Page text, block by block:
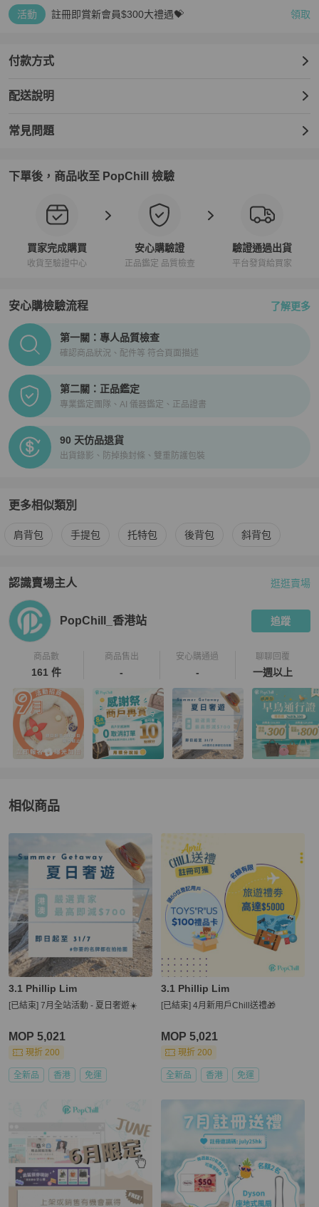
活動 註冊即賞新會員$300大禮遇💝 領取
付款方式
配送說明
常見問題
下單後，商品收至 PopChill 檢驗
買家完成購買
收貨至驗證中心
安心購驗證
正品鑑定 品質檢查
驗證通過出貨
平台發貨給買家
安心購檢驗流程 了解更多
PopChill拍拍圈正品驗證、安心購檢驗流程介紹
第一關：專人品質檢查
確認商品狀況、配件等 符合頁面描述
第二關：正品鑑定
專業鑑定團隊、AI 儀器鑑定、正品證書
90 天仿品退貨
出貨錄影、防掉換封條、雙重防護包裝
更多相似類別
更多3.1 Phillip Lim女包 相似商品推薦
肩背包 手提包 托特包 後背包 斜背包
認識賣場主人
PopChill 拍拍圈嚴選賣家
逛逛賣場
PopChill_香港站 追蹤
商品數
161 件
商品售出
-
安心購通過
-
聊聊回覆
一週以上
相似商品
更多相似3.1 Phillip Lim 推薦精品
3.1 Phillip Lim
[已結束] 7月全站活動 - 夏日奢遊☀️
MOP 5,021
現折 200
全新品 香港 免運
3.1 Phillip Lim
[已結束] 4月新用戶Chill送禮🎁
MOP 5,021
現折 200
全新品 香港 免運